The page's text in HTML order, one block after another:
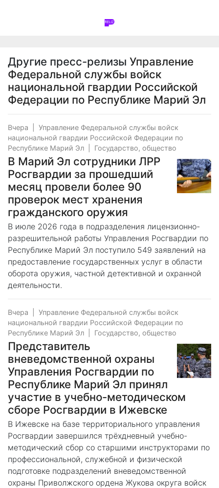
Другие пресс-релизы Управление
Федеральной службы войск
национальной гвардии Российской
Федерации по Республике Марий Эл
Вчера
Управление Федеральной службы войск
национальной гвардии Российской Федерации по
Республике Марий Эл
Государство, общество
В Марий Эл сотрудники ЛРР
Росгвардии за прошедший
месяц провели более 90
проверок мест хранения
гражданского оружия
В июле 2026 года в подразделения лицензионно-
разрешительной работы Управления Росгвардии по
Республике Марий Эл поступило 549 заявлений на
предоставление государственных услуг в области
оборота оружия, частной детективной и охранной
деятельности.
Вчера
Управление Федеральной службы войск
национальной гвардии Российской Федерации по
Республике Марий Эл
Государство, общество
Представитель
вневедомственной охраны
Управления Росгвардии по
Республике Марий Эл принял
участие в учебно-методическом
сборе Росгвардии в Ижевске
В Ижевске на базе территориального управления
Росгвардии завершился трёхдневный учебно-
методический сбор со старшими инструкторами по
профессиональной, служебной и физической
подготовке подразделений вневедомственной
охраны Приволжского ордена Жукова округа войск